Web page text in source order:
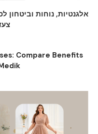
Compare Benefits